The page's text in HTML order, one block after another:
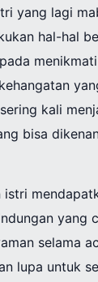
yang lagi
hal-hal
menikmati
kali
bisa
istri
yang
selama
lupa untuk